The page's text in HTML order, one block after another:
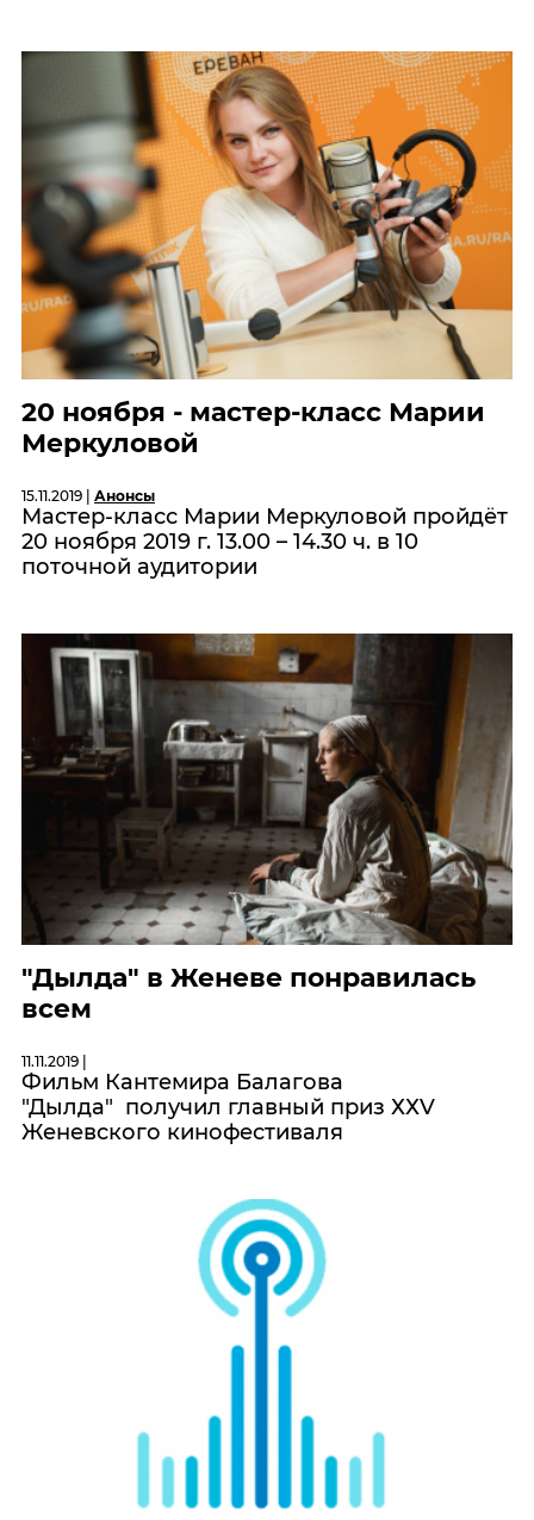
20 ноября - мастер-класс Марии
Меркуловой
15.11.2019 | Анонсы
Мастер-класс Марии Меркуловой пройдёт
20 ноября 2019 г. 13.00 – 14.30 ч. в 10
поточной аудитории
"Дылда" в Женеве понравилась
всем
11.11.2019 |
Фильм Кантемира Балагова
"Дылда" получил главный приз ХХV
Женевского кинофестиваля